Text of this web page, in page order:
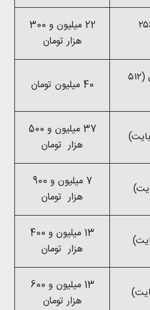
۱۴ پرو (۲۵۶
22 میلیون و 300
هزار تومان
ردمی نوت ۱۴ پرو پلاس (۵۱۲
40 میلیون تومان
37 میلیون و 500
هزار تومان
7 میلیون و 900
هزار تومان
13 میلیون و 400
هزار تومان
13 میلیون و 600
هزار تومان